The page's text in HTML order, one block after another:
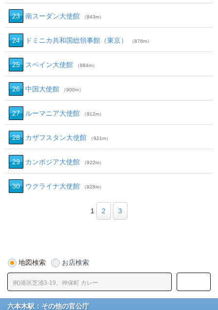
23 南スーダン大使館 （843m）
24 ドミニカ共和国総領事館（東京） （876m）
25 スペイン大使館 （884m）
26 中国大使館 （900m）
27 ルーマニア大使館 （912m）
28 カザフスタン大使館 （921m）
29 カンボジア大使館 （922m）
30 ウクライナ大使館 （928m）
1 2 3
地図検索 お店検索
六本木駅：その他の官公庁